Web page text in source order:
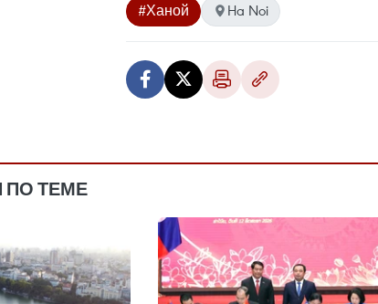
#Ханой Ha Noi
ПО ТЕМЕ